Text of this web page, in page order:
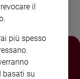
il
più spesso
basati su